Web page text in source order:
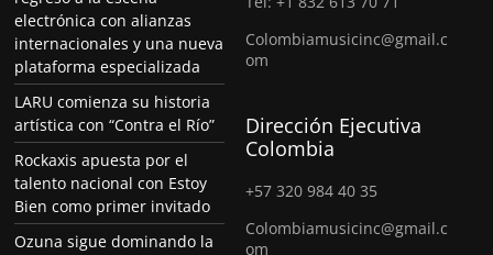
electrónica con alianzas
internacionales y una nueva
plataforma especializada
LARU comienza su historia
artística con “Contra el Río”
Rockaxis apuesta por el
talento nacional con Estoy
Bien como primer invitado
Ozuna sigue dominando la
Colombiamusicinc@gmail.c
om
Dirección Ejecutiva
Colombia
+57 320 984 40 35
Colombiamusicinc@gmail.c
om